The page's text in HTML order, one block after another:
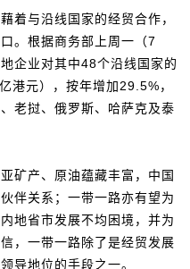
着与沿线国家的经贸合作，
。根据商务部上周一（7
企业对其中48个沿线国家的
港元），按年增加29.5%，
老挝、俄罗斯、哈萨克及泰
矿产、原油蕴藏丰富，中国
伴关系；一带一路亦有望为
地省市发展不均困境，并为
，一带一路除了是经贸发展
导地位的手段之一。